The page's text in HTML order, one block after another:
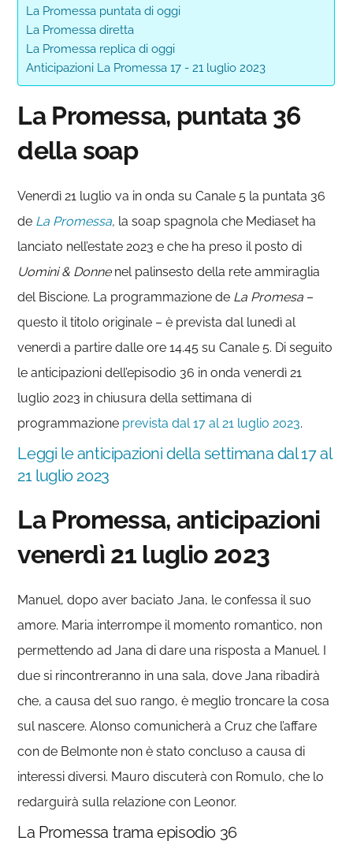
La Promessa puntata di oggi
La Promessa diretta
La Promessa replica di oggi
Anticipazioni La Promessa 17 - 21 luglio 2023
La Promessa, puntata 36
della soap
Venerdì 21 luglio va in onda su Canale 5 la puntata 36
de La Promessa, la soap spagnola che Mediaset ha
lanciato nell’estate 2023 e che ha preso il posto di
Uomini & Donnenel palinsesto della rete ammiraglia
del Biscione. La programmazione de La Promesa –
questo il titolo originale – è prevista dal lunedì al
venerdì a partire dalle ore 14.45 su Canale 5. Di seguito
le anticipazioni dell’episodio 36 in onda venerdì 21
luglio 2023 in chiusura della settimana di
programmazione prevista dal 17 al 21 luglio 2023.
Leggi le anticipazioni della settimana dal 17 al
21 luglio 2023
La Promessa, anticipazioni
venerdì 21 luglio 2023
Manuel, dopo aver baciato Jana, le confessa il suo
amore. Maria interrompe il momento romantico, non
permettendo ad Jana di dare una risposta a Manuel. I
due si rincontreranno in una sala, dove Jana ribadirà
che, a causa del suo rango, è meglio troncare la cosa
sul nascere. Alonso comunicherà a Cruz che l’affare
con de Belmonte non è stato concluso a causa di
interessi diversi. Mauro discuterà con Romulo, che lo
redarguirà sulla relazione con Leonor.
La Promessa trama episodio 36